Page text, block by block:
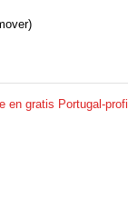
en gratis Portugal-profil